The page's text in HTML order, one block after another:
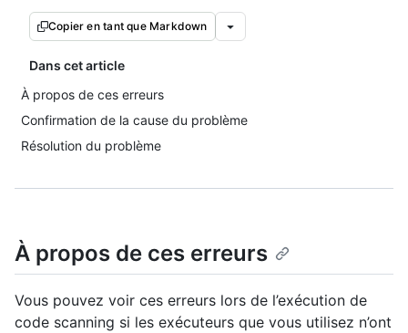
Copier en tant que Markdown
Dans cet article
À propos de ces erreurs
Confirmation de la cause du problème
Résolution du problème
À propos de ces erreurs
Vous pouvez voir ces erreurs lors de l’exécution de
code scanning si les exécuteurs que vous utilisez n’ont